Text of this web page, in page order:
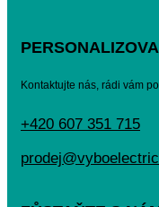
Kontaktujte nás, rádi vám
+420 607 351 715